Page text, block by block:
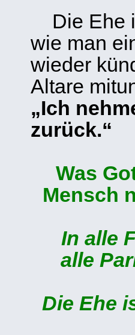
Die Ehe
wie man
wieder
Altare
„Ich
zurück.“
Was
Mensch
In alle
alle
Die Ehe